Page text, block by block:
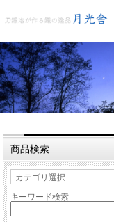
商品検索
キーワード検索